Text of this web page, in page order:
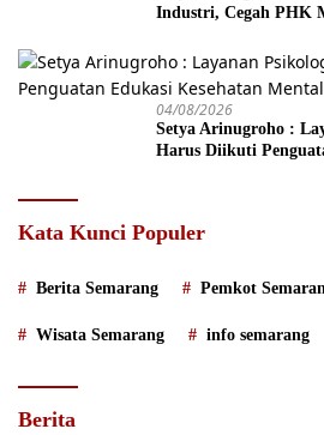
Industri, Cegah PHK
04/08/2026
Setya Arinugroho :
Harus Diikuti
Kata Kunci Populer
Berita Semarang Pemkot
Wisata Semarang info semarang
Berita